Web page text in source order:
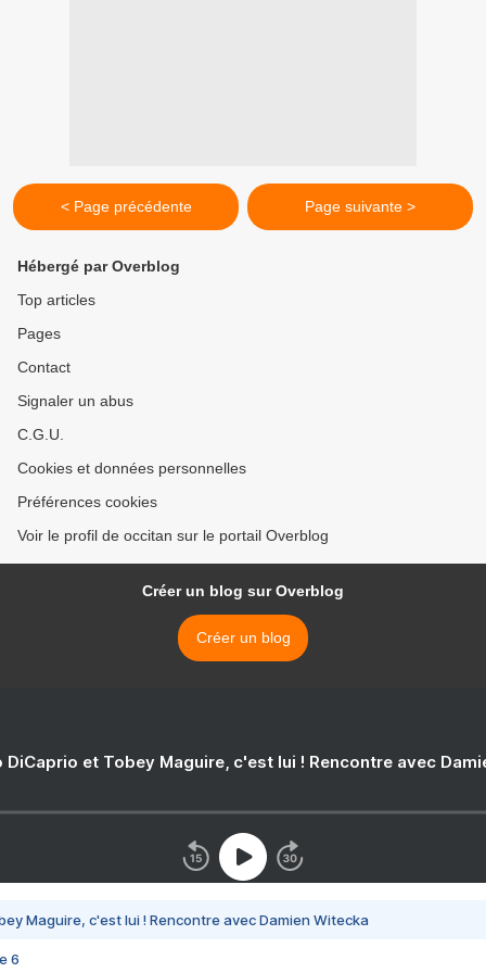
< Page précédente Page suivante >
Hébergé par Overblog
Top articles
Pages
Contact
Signaler un abus
C.G.U.
Cookies et données personnelles
Préférences cookies
Voir le profil de occitan sur le portail Overblog
Créer un blog sur Overblog
Créer un blog
DiCaprio et Tobey Maguire, c'est lui ! Rencontre avec
Maguire, c'est lui ! Rencontre avec Damien Witecka
6